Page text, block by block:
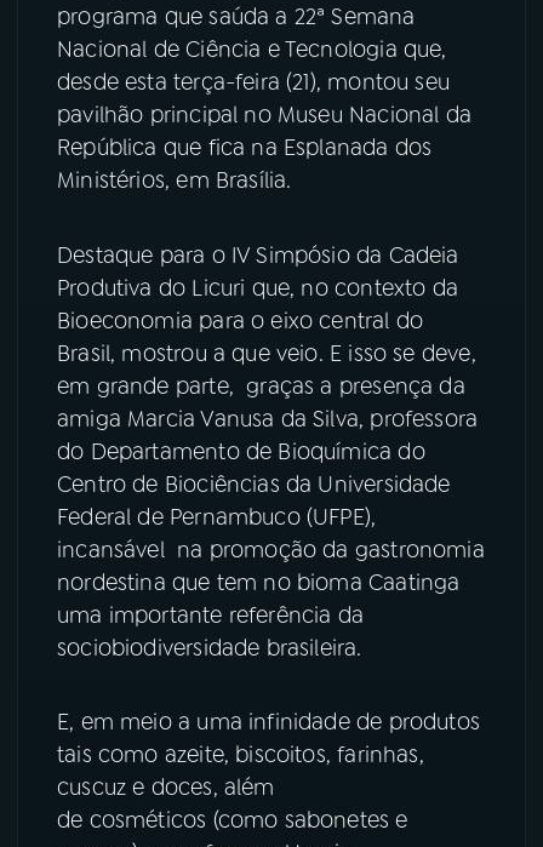
08FESTIVAL DE MÚSICA
ACOMPANHE A RÁDIO NACIONAL
YouTube Facebook
TikTok
programa que saúda a 22ª Semana
Nacional de Ciência e Tecnologia que,
desde esta terça-feira (21), montou seu
pavilhão principal no Museu Nacional da
República que fica na Esplanada dos
Ministérios, em Brasília.
Destaque para o IV Simpósio da Cadeia
Produtiva do Licuri que, no contexto da
Bioeconomia para o eixo central do
Brasil, mostrou a que veio. E isso se deve,
em grande parte, graças a presença da
amiga Marcia Vanusa da Silva, professora
do Departamento de Bioquímica do
Centro de Biociências da Universidade
Federal de Pernambuco (UFPE),
incansável na promoção da gastronomia
nordestina que tem no bioma Caatinga
uma importante referência da
sociobiodiversidade brasileira.
E, em meio a uma infinidade de produtos
tais como azeite, biscoitos, farinhas,
cuscuz e doces, além
de cosméticos (como sabonetes e